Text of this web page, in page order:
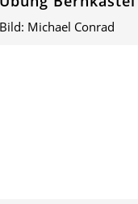
Bild: Michael Conrad